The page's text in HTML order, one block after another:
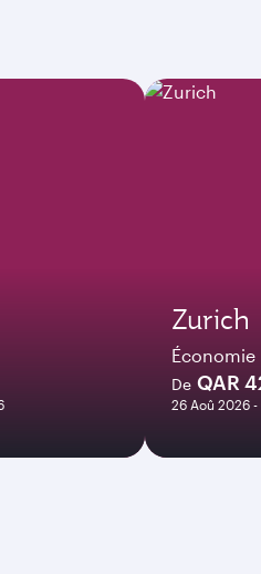
Zurich
Économie
De QAR
26 Aoû 2026